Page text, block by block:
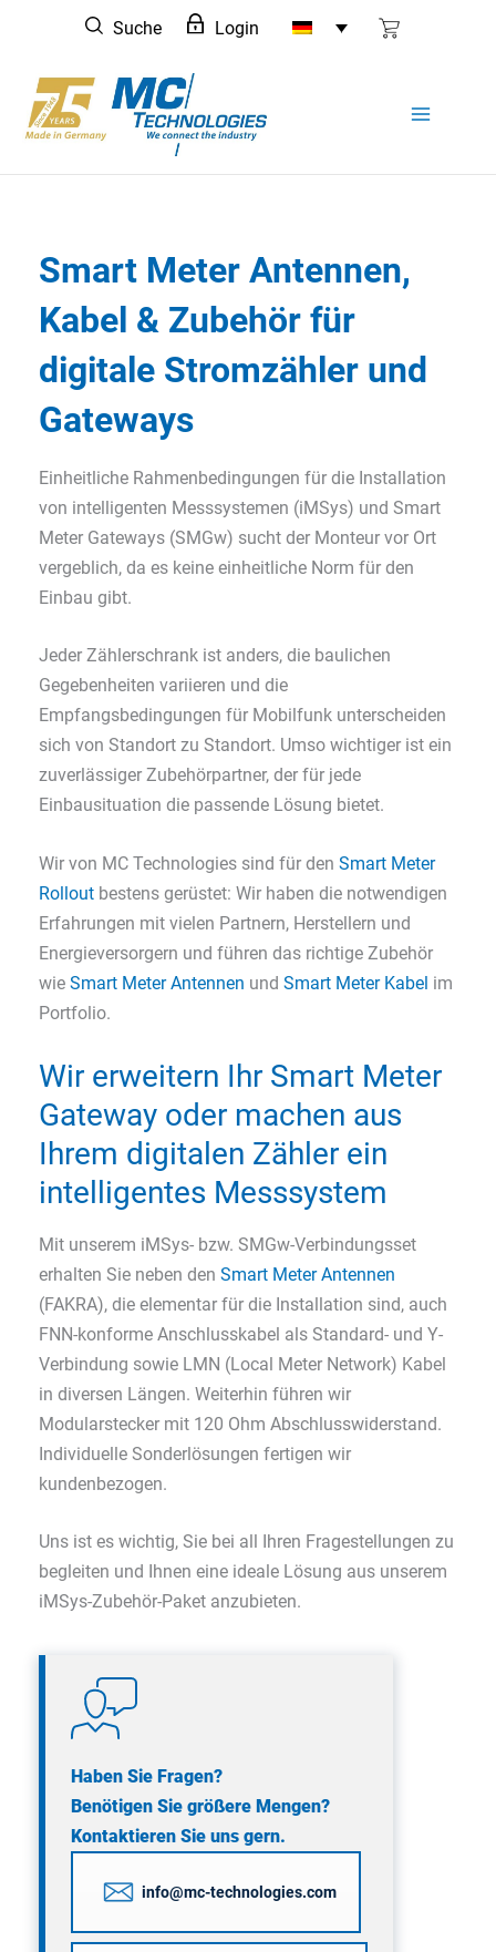
springen
Suche Login
Smart Meter Antennen,
Kabel & Zubehör für
digitale Stromzähler und
Gateways
Einheitliche Rahmenbedingungen für die Installation
von intelligenten Messsystemen (iMSys) und Smart
Meter Gateways (SMGw) sucht der Monteur vor Ort
vergeblich, da es keine einheitliche Norm für den
Einbau gibt.
Jeder Zählerschrank ist anders, die baulichen
Gegebenheiten variieren und die
Empfangsbedingungen für Mobilfunk unterscheiden
sich von Standort zu Standort. Umso wichtiger ist ein
zuverlässiger Zubehörpartner, der für jede
Einbausituation die passende Lösung bietet.
Wir von MC Technologies sind für den Smart Meter
Rollout bestens gerüstet: Wir haben die notwendigen
Erfahrungen mit vielen Partnern, Herstellern und
Energieversorgern und führen das richtige Zubehör
wie Smart Meter Antennen und Smart Meter Kabel im
Portfolio.
Wir erweitern Ihr Smart Meter
Gateway oder machen aus
Ihrem digitalen Zähler ein
intelligentes Messsystem
Mit unserem iMSys- bzw. SMGw-Verbindungsset
erhalten Sie neben den Smart Meter Antennen
(FAKRA), die elementar für die Installation sind, auch
FNN-konforme Anschlusskabel als Standard- und Y-
Verbindung sowie LMN (Local Meter Network) Kabel
in diversen Längen. Weiterhin führen wir
Modularstecker mit 120 Ohm Abschlusswiderstand.
Individuelle Sonderlösungen fertigen wir
kundenbezogen.
Uns ist es wichtig, Sie bei all Ihren Fragestellungen zu
begleiten und Ihnen eine ideale Lösung aus unserem
iMSys-Zubehör-Paket anzubieten.
Haben Sie Fragen?
Benötigen Sie größere Mengen?
Kontaktieren Sie uns gern.
info@mc-technologies.com